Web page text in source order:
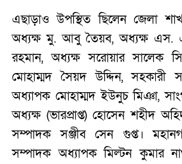
এছাড়াও উপস্থিত ছিলেন জেলা
অধ্যক্ষ মু. আবু তৈয়ব, অধ্যক্ষ এস.
রহমান, অধ্যক্ষ সরোয়ার সালেক
মোহাম্মদ সৈয়দ উদ্দিন, সহকারী
অধ্যাপক মোহাম্মদ ইউনুচ মিঞা,
অধ্যক্ষ (ভারপ্রাপ্ত) হোসেন শহীদ
সম্পাদক সঞ্জীব সেন গুপ্ত।
সম্পাদক অধ্যাপক মিল্টন কুমার